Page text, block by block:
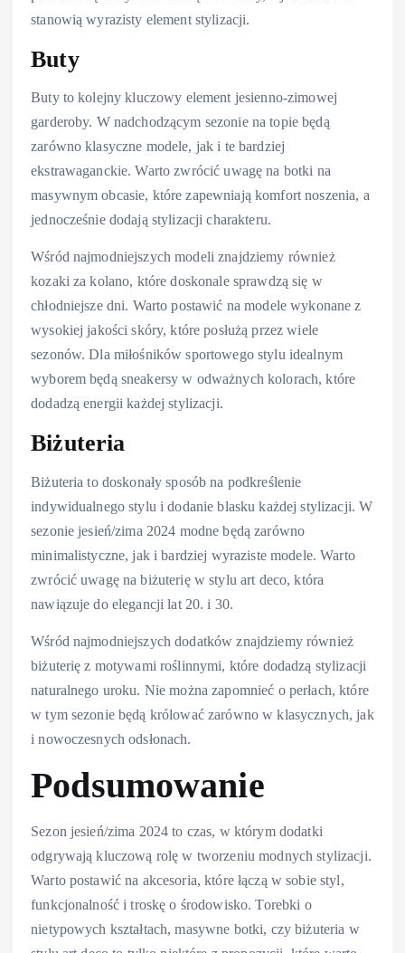
stanowią wyrazisty element stylizacji.
Buty
Buty to kolejny kluczowy element jesienno-zimowej
garderoby. W nadchodzącym sezonie na topie będą
zarówno klasyczne modele, jak i te bardziej
ekstrawaganckie. Warto zwrócić uwagę na botki na
masywnym obcasie, które zapewniają komfort noszenia, a
jednocześnie dodają stylizacji charakteru.
Wśród najmodniejszych modeli znajdziemy również
kozaki za kolano, które doskonale sprawdzą się w
chłodniejsze dni. Warto postawić na modele wykonane z
wysokiej jakości skóry, które posłużą przez wiele
sezonów. Dla miłośników sportowego stylu idealnym
wyborem będą sneakersy w odważnych kolorach, które
dodadzą energii każdej stylizacji.
Biżuteria
Biżuteria to doskonały sposób na podkreślenie
indywidualnego stylu i dodanie blasku każdej stylizacji. W
sezonie jesień/zima 2024 modne będą zarówno
minimalistyczne, jak i bardziej wyraziste modele. Warto
zwrócić uwagę na biżuterię w stylu art deco, która
nawiązuje do elegancji lat 20. i 30.
Wśród najmodniejszych dodatków znajdziemy również
biżuterię z motywami roślinnymi, które dodadzą stylizacji
naturalnego uroku. Nie można zapomnieć o perłach, które
w tym sezonie będą królować zarówno w klasycznych, jak
i nowoczesnych odsłonach.
Podsumowanie
Sezon jesień/zima 2024 to czas, w którym dodatki
odgrywają kluczową rolę w tworzeniu modnych stylizacji.
Warto postawić na akcesoria, które łączą w sobie styl,
funkcjonalność i troskę o środowisko. Torebki o
nietypowych kształtach, masywne botki, czy biżuteria w